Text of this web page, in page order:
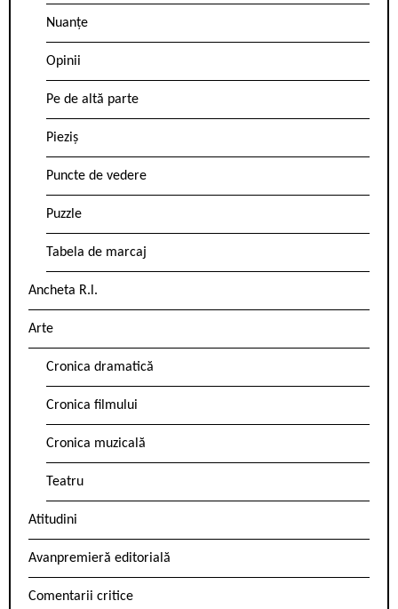
Nuanțe
Opinii
Pe de altă parte
Pieziș
Puncte de vedere
Puzzle
Tabela de marcaj
Ancheta R.l.
Arte
Cronica dramatică
Cronica filmului
Cronica muzicală
Teatru
Atitudini
Avanpremieră editorială
Comentarii critice